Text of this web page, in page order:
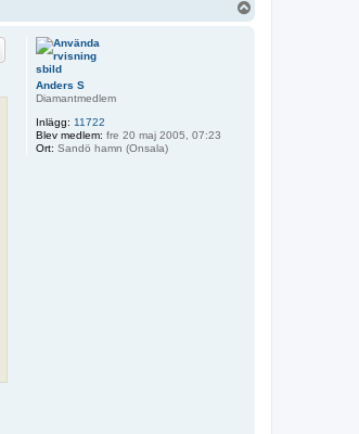
Anders S
Diamantmedlem
Inlägg: 11722
Blev medlem: fre 20 maj 2005, 07:23
Ort: Sandö hamn (Onsala)